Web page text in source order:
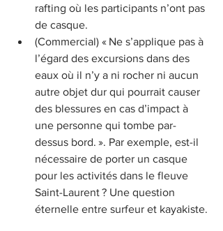
rafting où les participants n’ont pas
de casque.
(Commercial) « Ne s’applique pas à
l’égard des excursions dans des
eaux où il n’y a ni rocher ni aucun
autre objet dur qui pourrait causer
des blessures en cas d’impact à
une personne qui tombe par-
dessus bord. ». Par exemple, est-il
nécessaire de porter un casque
pour les activités dans le fleuve
Saint-Laurent ? Une question
éternelle entre surfeur et kayakiste.